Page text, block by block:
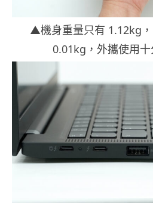
▲機身重量只有 1.12kg
0.01kg，外攜使用十